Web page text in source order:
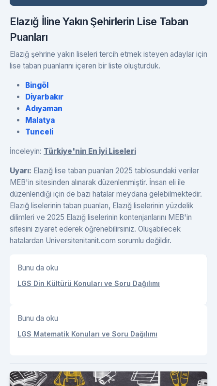
Elazığ İline Yakın Şehirlerin Lise Taban
Puanları
Elazığ şehrine yakın liseleri tercih etmek isteyen adaylar için
lise taban puanlarını içeren bir liste oluşturduk.
Bingöl
Diyarbakır
Adıyaman
Malatya
Tunceli
İnceleyin: Türkiye'nin En İyi Liseleri
Uyarı: Elazığ lise taban puanları 2025 tablosundaki veriler
MEB'in sitesinden alınarak düzenlenmiştir. İnsan eli ile
düzenlendiği için de bazı hatalar meydana gelebilmektedir.
Elazığ liselerinin taban puanları, Elazığ liselerinin yüzdelik
dilimleri ve 2025 Elazığ liselerinin kontenjanlarını MEB'in
sitesini ziyaret ederek öğrenebilirsiniz. Oluşabilecek
hatalardan Universitenitanit.com sorumlu değildir.
Bunu da oku
LGS Din Kültürü Konuları ve Soru Dağılımı
Bunu da oku
LGS Matematik Konuları ve Soru Dağılımı